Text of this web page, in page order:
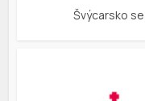
Švýcarsko